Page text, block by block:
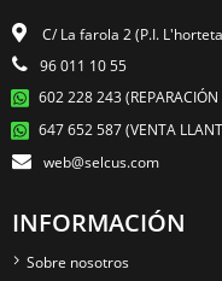
C/ La farola 2 (P.I.
96 011 10 55
602 228 243 (REPARACIÓN
647 652 587 (VENTA
web@selcus.com
INFORMACIÓN
Sobre nosotros